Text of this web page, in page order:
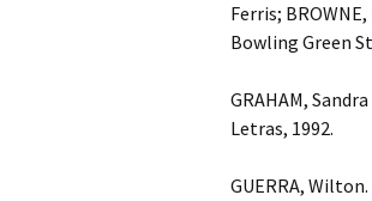
Ferris; BROWNE,
Bowling Green
GRAHAM,
Letras, 1992.
GUERRA, Wilton.